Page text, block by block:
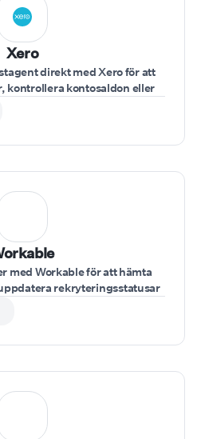
Xero
direkt med Xero för att
kontrollera kontosaldon eller
poster under ett samtal.
med Workable för att hämta
rekryteringsstatusar
under intervjuer.